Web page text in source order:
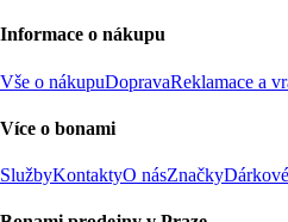
Informace o nákupu
Vše o nákupuDopravaReklamace a
Více o bonami
SlužbyKontaktyO násZnačky